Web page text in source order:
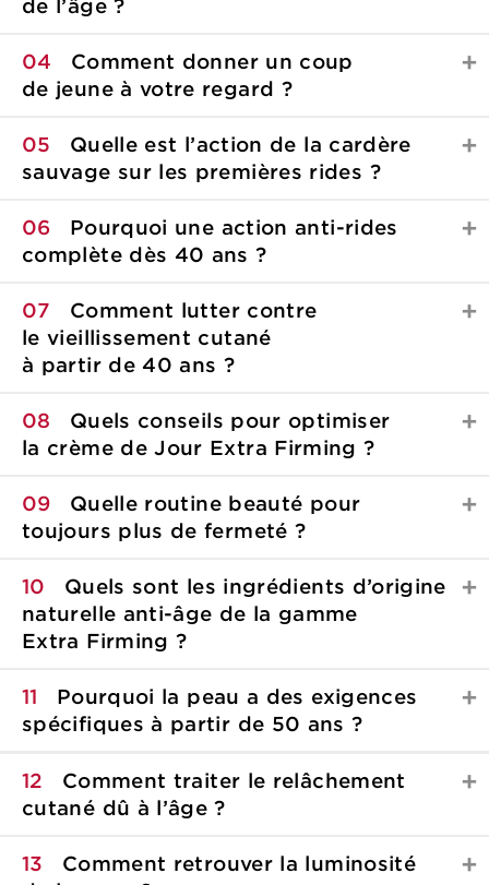
de l’âge ?
04
Comment donner un coup
de jeune à votre regard ?
05
Quelle est l’action de la cardère
sauvage sur les premières rides ?
06
Pourquoi une action anti-rides
complète dès 40 ans ?
07
Comment lutter contre
le vieillissement cutané
à partir de 40 ans ?
08
Quels conseils pour optimiser
la crème deJour Extra Firming ?
09
Quelle routine beauté pour
toujours plus de fermeté ?
10
Quels sont les ingrédients d’origine
naturelle anti-âge de la gamme
Extra Firming ?
11
Pourquoi la peau a des exigences
spécifiques à partir de 50 ans ?
12
Comment traiter le relâchement
cutané dû à l’âge ?
13
Comment retrouver la luminosité